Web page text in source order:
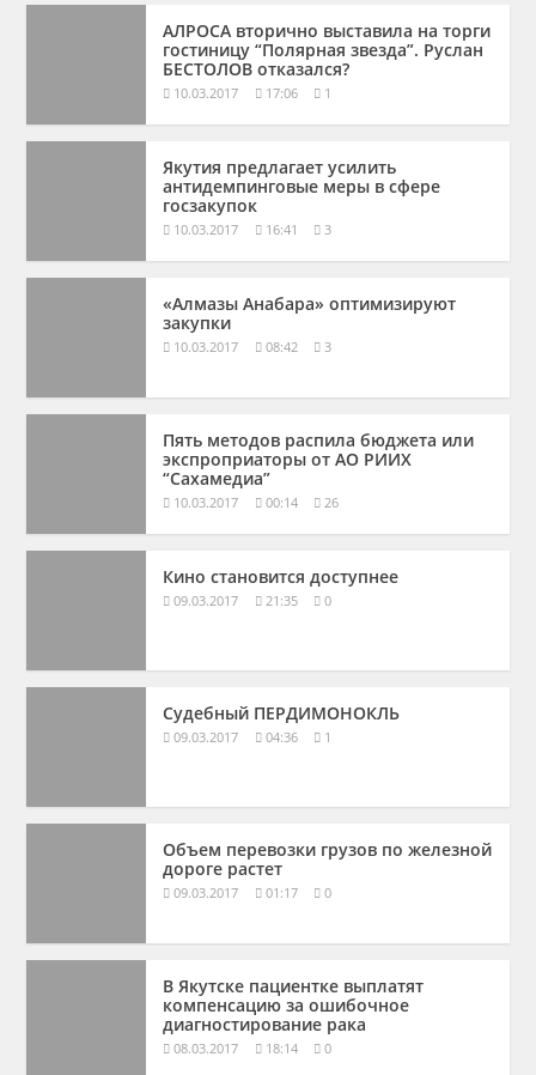
АЛРОСА вторично выставила на торги
гостиницу “Полярная звезда”. Руслан
БЕСТОЛОВ отказался?
10.03.2017 17:06 1
Якутия предлагает усилить
антидемпинговые меры в сфере
госзакупок
10.03.2017 16:41 3
«Алмазы Анабара» оптимизируют
закупки
10.03.2017 08:42 3
Пять методов распила бюджета или
экспроприаторы от АО РИИХ
“Сахамедиа”
10.03.2017 00:14 26
Кино становится доступнее
09.03.2017 21:35 0
Судебный ПЕРДИМОНОКЛЬ
09.03.2017 04:36 1
Объем перевозки грузов по железной
дороге растет
09.03.2017 01:17 0
В Якутске пациентке выплатят
компенсацию за ошибочное
диагностирование рака
08.03.2017 18:14 0